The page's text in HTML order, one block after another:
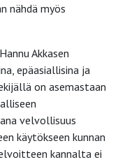
nähdä myös
Akkasen
epäasiallisina ja
on asemastaan
velvollisuus
käytökseen kunnan
kannalta ei